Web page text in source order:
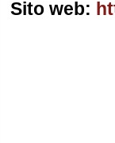
Sito web: